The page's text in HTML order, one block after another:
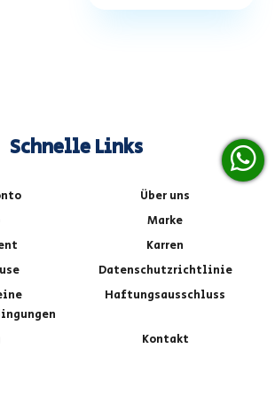
Schnelle Links
Über uns
Marke
Karren
Datenschutzrichtlinie
Haftungsausschluss
Kontakt